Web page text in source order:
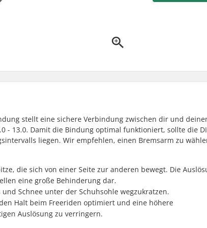
stellt eine sichere Verbindung zwischen dir und
- 13.0. Damit die Bindung optimal funktioniert, sollte die
liegen. Wir empfehlen, einen Bremsarm zu
die sich von einer Seite zur anderen bewegt. Die
eine große Behinderung dar.
Schnee unter der Schuhsohle wegzukratzen.
Halt beim Freeriden optimiert und eine höhere
Auslösung zu verringern.